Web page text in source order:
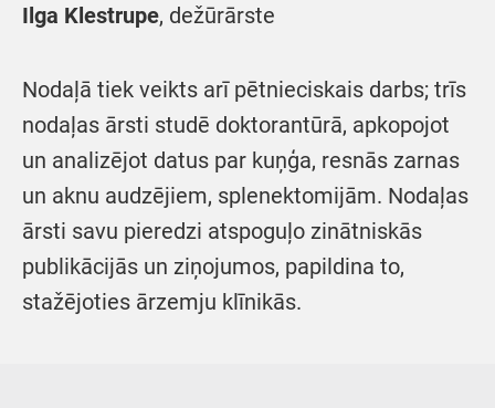
Ilga Klestrupe, dežūrārste
Nodaļā tiek veikts arī pētnieciskais darbs; trīs
nodaļas ārsti studē doktorantūrā, apkopojot
un analizējot datus par kuņģa, resnās zarnas
un aknu audzējiem, splenektomijām. Nodaļas
ārsti savu pieredzi atspoguļo zinātniskās
publikācijās un ziņojumos, papildina to,
stažējoties ārzemju klīnikās.